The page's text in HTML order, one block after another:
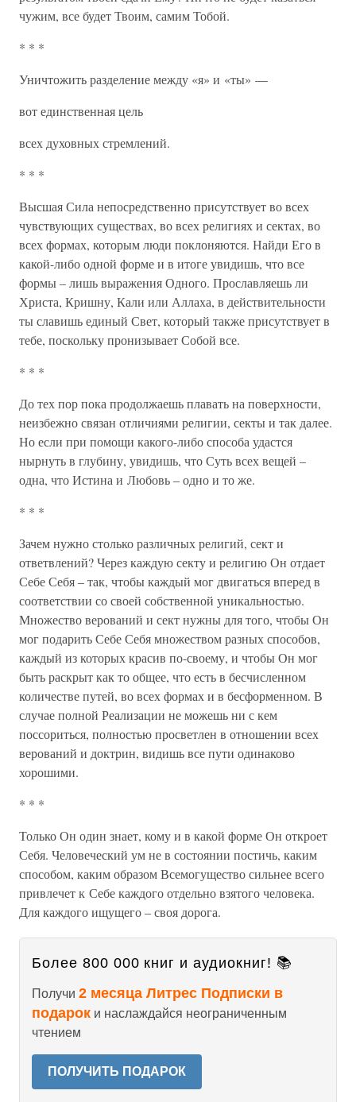
чужим, все будет Твоим, самим Тобой.
* * *
Уничтожить разделение между «я» и «ты» —
вот единственная цель
всех духовных стремлений.
* * *
Высшая Сила непосредственно присутствует во всех
чувствующих существах, во всех религиях и сектах, во
всех формах, которым люди поклоняются. Найди Его в
какой-либо одной форме и в итоге увидишь, что все
формы – лишь выражения Одного. Прославляешь ли
Христа, Кришну, Кали или Аллаха, в действительности
ты славишь единый Свет, который также присутствует в
тебе, поскольку пронизывает Собой все.
* * *
До тех пор пока продолжаешь плавать на поверхности,
неизбежно связан отличиями религии, секты и так далее.
Но если при помощи какого-либо способа удастся
нырнуть в глубину, увидишь, что Суть всех вещей –
одна, что Истина и Любовь – одно и то же.
* * *
Зачем нужно столько различных религий, сект и
ответвлений? Через каждую секту и религию Он отдает
Себе Себя – так, чтобы каждый мог двигаться вперед в
соответствии со своей собственной уникальностью.
Множество верований и сект нужны для того, чтобы Он
мог подарить Себе Себя множеством разных способов,
каждый из которых красив по-своему, и чтобы Он мог
быть раскрыт как то общее, что есть в бесчисленном
количестве путей, во всех формах и в бесформенном. В
случае полной Реализации не можешь ни с кем
поссориться, полностью просветлен в отношении всех
верований и доктрин, видишь все пути одинаково
хорошими.
* * *
Только Он один знает, кому и в какой форме Он откроет
Себя. Человеческий ум не в состоянии постичь, каким
способом, каким образом Всемогущество сильнее всего
привлечет к Себе каждого отдельно взятого человека.
Для каждого ищущего – своя дорога.
Более 800 000 книг и аудиокниг! 📚
Получи 2 месяца Литрес Подписки в
подарок и наслаждайся неограниченным
чтением
ПОЛУЧИТЬ ПОДАРОК